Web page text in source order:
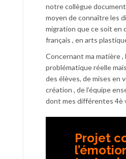
notre collègue
moyen de connaître les
migration que ce soit en
français , en arts
Concernant ma matière ,
problématique réelle
des élèves, de mises en
création , de l’équipe
dont mes différentes 4è
Projet